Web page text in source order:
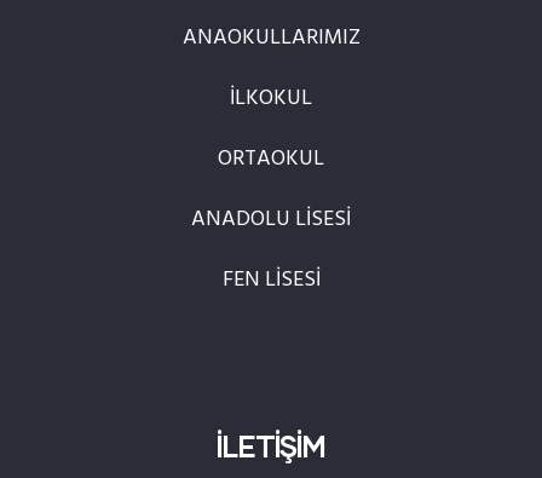
ANAOKULLARIMIZ
İLKOKUL
ORTAOKUL
ANADOLU LİSESİ
FEN LİSESİ
İLETİŞİM